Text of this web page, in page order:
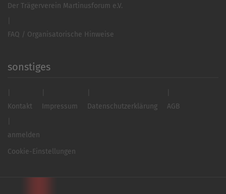
Der Trägerverein Martinusforum e.V.
FAQ / Organisatorische Hinweise
sonstiges
Kontakt Impressum Datenschutzerklärung AGB
anmelden
Cookie-Einstellungen